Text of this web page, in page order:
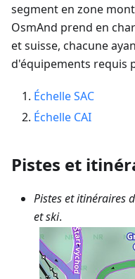
segment en zone
OsmAnd prend en
et suisse, chacune
d'équipements requis
Échelle SAC
Échelle CAI
Pistes et
Pistes et itinéraires
et ski.